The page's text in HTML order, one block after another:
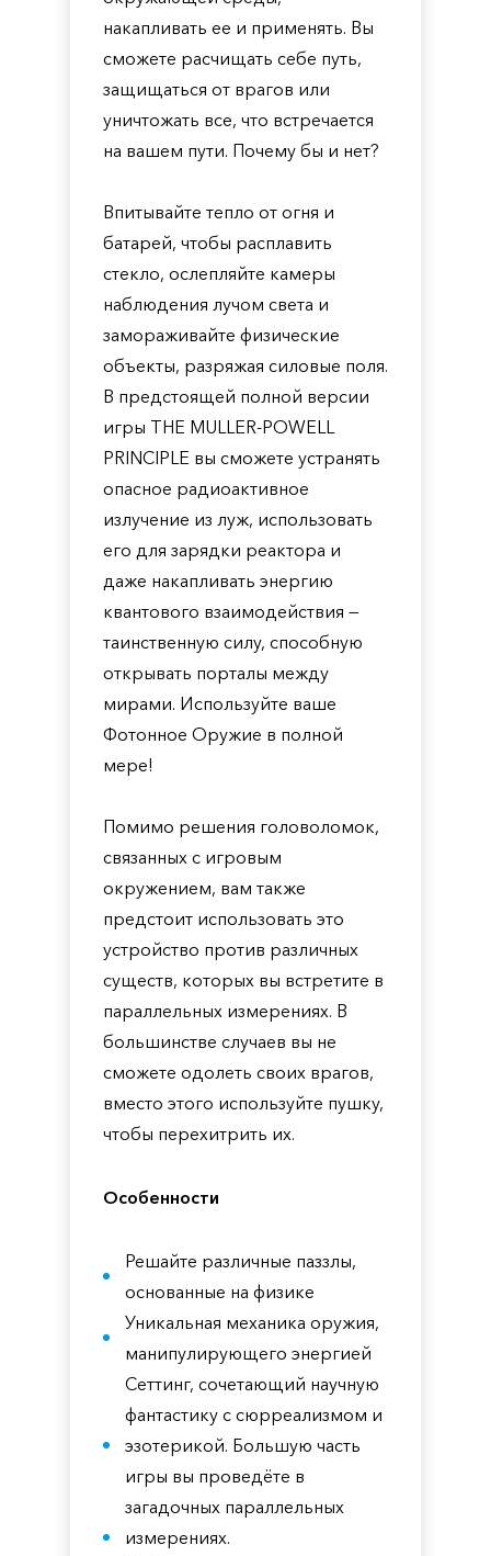
накапливать ее и применять. Вы
сможете расчищать себе путь,
защищаться от врагов или
уничтожать все, что встречается
на вашем пути. Почему бы и нет?
Впитывайте тепло от огня и
батарей, чтобы расплавить
стекло, ослепляйте камеры
наблюдения лучом света и
замораживайте физические
объекты, разряжая силовые поля.
В предстоящей полной версии
игры THE MULLER-POWELL
PRINCIPLE вы сможете устранять
опасное радиоактивное
излучение из луж, использовать
его для зарядки реактора и
даже накапливать энергию
квантового взаимодействия —
таинственную силу, способную
открывать порталы между
мирами. Используйте ваше
Фотонное Оружие в полной
мере!
Помимо решения головоломок,
связанных с игровым
окружением, вам также
предстоит использовать это
устройство против различных
существ, которых вы встретите в
параллельных измерениях. В
большинстве случаев вы не
сможете одолеть своих врагов,
вместо этого используйте пушку,
чтобы перехитрить их.
Особенности
Решайте различные паззлы,
основанные на физике
Уникальная механика оружия,
манипулирующего энергией
Сеттинг, сочетающий научную
фантастику с сюрреализмом и
эзотерикой. Большую часть
игры вы проведёте в
загадочных параллельных
измерениях.